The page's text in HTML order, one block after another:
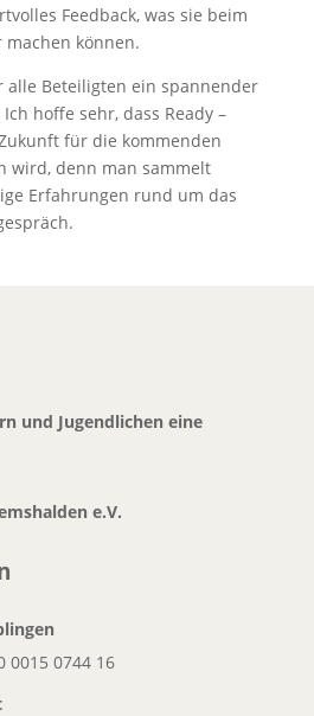
Feedback, was sie beim
machen können.
alle Beteiligten ein spannender
hoffe sehr, dass Ready –
für die kommenden
wird, denn man sammelt
Erfahrungen rund um das
und Jugendlichen eine
e.V.
0015 0744 16